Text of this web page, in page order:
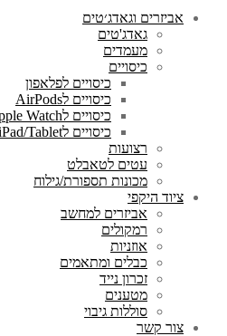
אביזרים וגאדג׳טים
גאדג'טים
מעמדים
כיסויים
כיסויים לפלאפון
כיסויים לAirPods
כיסויים לApple Watch
כיסויים לiPad/Tablet
רצועות
עטים לטאבלט
מכונות תספורת/גילוח
ציוד היקפי
אביזרים למחשב
רמקולים
אוזניות
כבלים ומתאמים
זכרון נייד
מטענים
סוללות גיבוי
צור קשר